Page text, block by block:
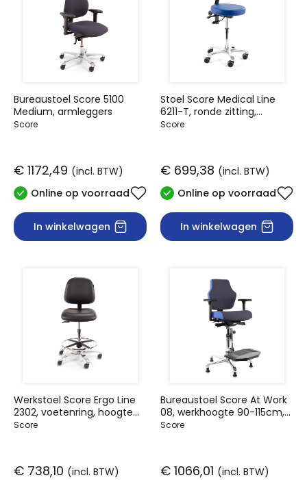
Bureaustoel Score 5100
Medium, armleggers
Score
€ 1172,49 (incl. BTW)
Online op voorraad
In winkelwagen
Stoel Score Medical Line
6211-T, ronde zitting,
verstelbare zithoek
Score
€ 699,38 (incl. BTW)
Online op voorraad
In winkelwagen
Werkstoel Score Ergo Line
2302, voetenring, hoogte
60-85cm
Score
€ 738,10 (incl. BTW)
Bureaustoel Score At Work
08, werkhoogte 90-115cm,
voetenplank
Score
€ 1066,01 (incl. BTW)